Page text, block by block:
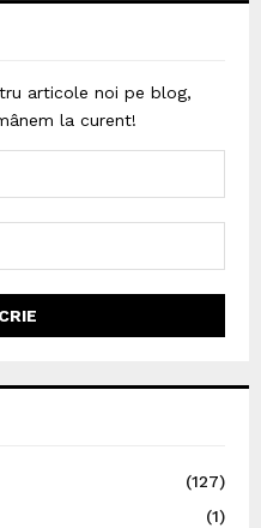
articole noi pe blog,
la curent!
(127)
(1)